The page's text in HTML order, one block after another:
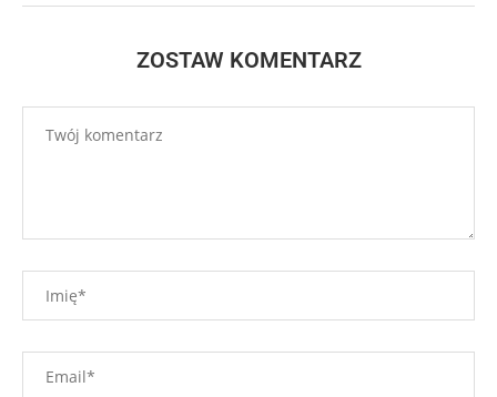
ZOSTAW KOMENTARZ